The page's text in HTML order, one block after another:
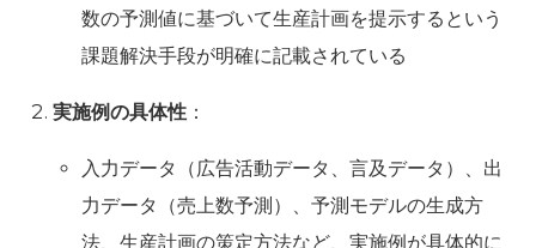
数の予測値に基づいて生産計画を提示するという
課題解決手段が明確に記載されている
実施例の具体性 ：
入力データ（広告活動データ、言及データ）、出
力データ（売上数予測）、予測モデルの生成方
法、生産計画の策定方法など、実施例が具体的に